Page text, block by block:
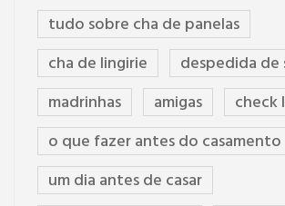
tudo sobre cha de panelas
cha de lingirie
despedida
madrinhas
amigas
check
o que fazer antes do casamento
um dia antes de casar